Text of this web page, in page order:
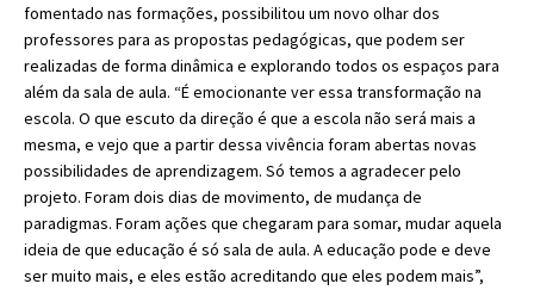
fomentado nas formações, possibilitou um novo olhar dos
professores para as propostas pedagógicas, que podem ser
realizadas de forma dinâmica e explorando todos os espaços para
além da sala de aula. “É emocionante ver essa transformação na
escola. O que escuto da direção é que a escola não será mais a
mesma, e vejo que a partir dessa vivência foram abertas novas
possibilidades de aprendizagem. Só temos a agradecer pelo
projeto. Foram dois dias de movimento, de mudança de
paradigmas. Foram ações que chegaram para somar, mudar aquela
ideia de que educação é só sala de aula. A educação pode e deve
ser muito mais, e eles estão acreditando que eles podem mais”,